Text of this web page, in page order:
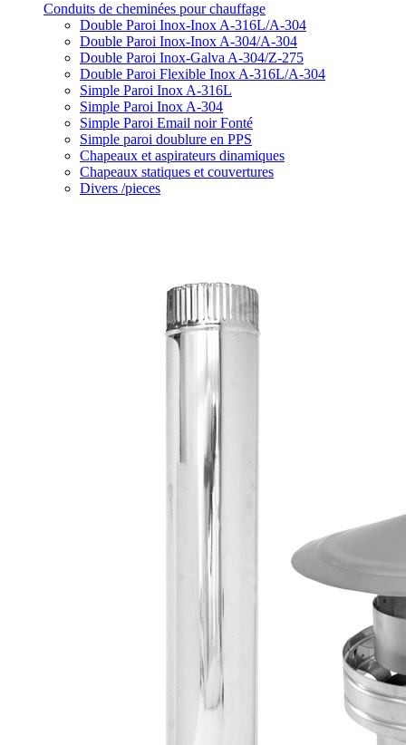
Conduits de cheminées pour chauffage
Double Paroi Inox-Inox A-316L/A-304
Double Paroi Inox-Inox A-304/A-304
Double Paroi Inox-Galva A-304/Z-275
Double Paroi Flexible Inox A-316L/A-304
Simple Paroi Inox A-316L
Simple Paroi Inox A-304
Simple Paroi Email noir Fonté
Simple paroi doublure en PPS
Chapeaux et aspirateurs dinamiques
Chapeaux statiques et couvertures
Divers /pieces